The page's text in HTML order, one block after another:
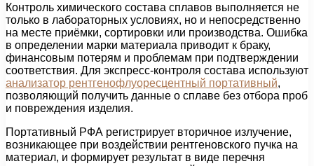
Контроль химического состава сплавов выполняется не
только в лабораторных условиях, но и непосредственно
на месте приёмки, сортировки или производства. Ошибка
в определении марки материала приводит к браку,
финансовым потерям и проблемам при подтверждении
соответствия. Для экспресс-контроля состава используют
анализатор рентгенофлуоресцентный портативный,
позволяющий получить данные о сплаве без отбора проб
и повреждения изделия.
Портативный РФА регистрирует вторичное излучение,
возникающее при воздействии рентгеновского пучка на
материал, и формирует результат в виде перечня